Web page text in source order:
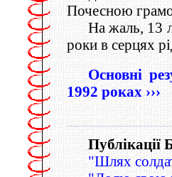
Почесною
На жаль, 13
роки в серцях
Основні
1992 роках›››
"Шлях